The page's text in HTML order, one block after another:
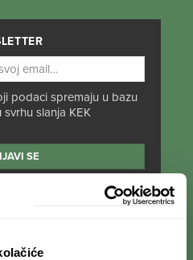
podaci spremaju u bazu
slanja KEK
i od Južne Amerike